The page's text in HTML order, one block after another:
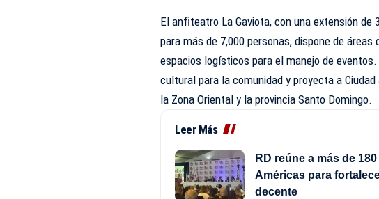
El anfiteatro La Gaviota, con una extensión de
para más de 7,000 personas, dispone de
espacios logísticos para el manejo de
cultural para la comunidad y proyecta a
la Zona Oriental y la provincia Santo Domingo.
Leer Más
RD reúne a más de
Américas para
decente